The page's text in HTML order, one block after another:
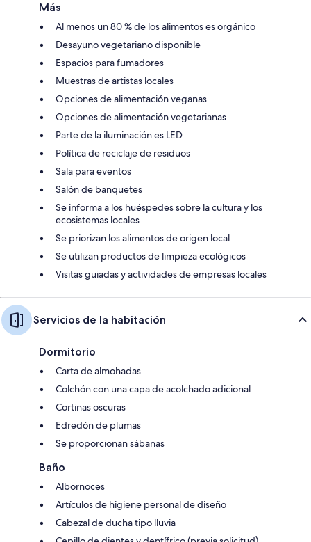
Más
Al menos un 80 % de los alimentos es orgánico
Desayuno vegetariano disponible
Espacios para fumadores
Muestras de artistas locales
Opciones de alimentación veganas
Opciones de alimentación vegetarianas
Parte de la iluminación es LED
Política de reciclaje de residuos
Sala para eventos
Salón de banquetes
Se informa a los huéspedes sobre la cultura y los
ecosistemas locales
Se priorizan los alimentos de origen local
Se utilizan productos de limpieza ecológicos
Visitas guiadas y actividades de empresas locales
Servicios de la habitación
Dormitorio
Carta de almohadas
Colchón con una capa de acolchado adicional
Cortinas oscuras
Edredón de plumas
Se proporcionan sábanas
Baño
Albornoces
Artículos de higiene personal de diseño
Cabezal de ducha tipo lluvia